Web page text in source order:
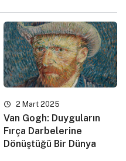
2 Mart 2025
Van Gogh: Duyguların
Fırça Darbelerine
Dönüştüğü Bir Dünya